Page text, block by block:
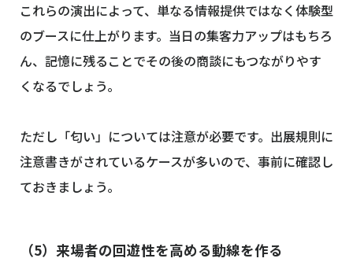
これらの演出によって、単なる情報提供ではなく体験型
のブースに仕上がります。当日の集客力アップはもちろ
ん、記憶に残ることでその後の商談にもつながりやす
くなるでしょう。
ただし「匂い」については注意が必要です。出展規則に
注意書きがされているケースが多いので、事前に確認し
ておきましょう。
（5）来場者の回遊性を高める動線を作る